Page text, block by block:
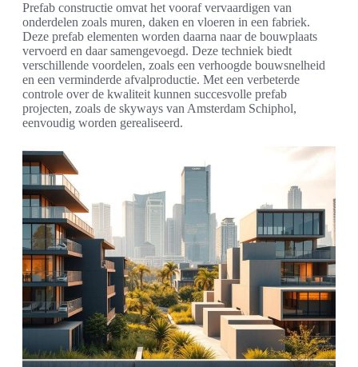
Prefab constructie omvat het vooraf vervaardigen van
onderdelen zoals muren, daken en vloeren in een fabriek.
Deze prefab elementen worden daarna naar de bouwplaats
vervoerd en daar samengevoegd. Deze techniek biedt
verschillende voordelen, zoals een verhoogde bouwsnelheid
en een verminderde afvalproductie. Met een verbeterde
controle over de kwaliteit kunnen succesvolle prefab
projecten, zoals de skyways van Amsterdam Schiphol,
eenvoudig worden gerealiseerd.